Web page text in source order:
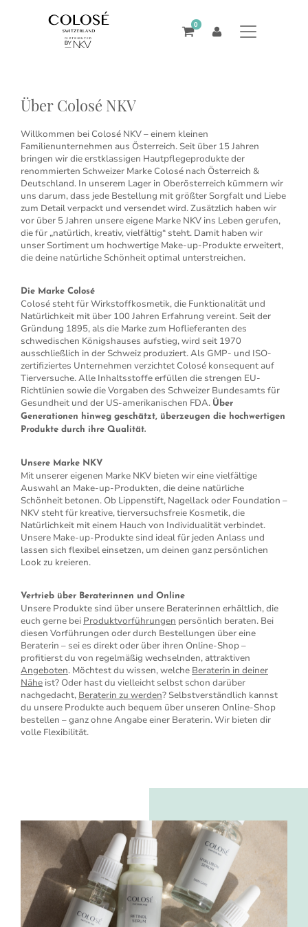
0
Über Colosé NKV
Willkommen bei Colosé NKV – einem kleinen
Familienunternehmen aus Österreich. Seit über 15 Jahren
bringen wir die erstklassigen Hautpflegeprodukte der
renommierten Schweizer Marke Colosé nach Österreich &
Deutschland. In unserem Lager in Oberösterreich kümmern wir
uns darum, dass jede Bestellung mit größter Sorgfalt und Liebe
zum Detail verpackt und versendet wird. Zusätzlich haben wir
vor über 5 Jahren unsere eigene Marke NKV ins Leben gerufen,
die für „natürlich, kreativ, vielfältig“ steht. Damit haben wir
unser Sortiment um hochwertige Make-up-Produkte erweitert,
die deine natürliche Schönheit optimal unterstreichen.
Die Marke Colosé
Colosé steht für Wirkstoffkosmetik, die Funktionalität und
Natürlichkeit mit über 100 Jahren Erfahrung vereint. Seit der
Gründung 1895, als die Marke zum Hoflieferanten des
schwedischen Königshauses aufstieg, wird seit 1970
ausschließlich in der Schweiz produziert. Als GMP- und ISO-
zertifiziertes Unternehmen verzichtet Colosé konsequent auf
Tierversuche. Alle Inhaltsstoffe erfüllen die strengen EU-
Richtlinien sowie die Vorgaben des Schweizer Bundesamts für
Gesundheit und der US-amerikanischen FDA. Über
Generationen hinweg geschätzt, überzeugen die hochwertigen
Produkte durch ihre Qualität.
Unsere Marke NKV
Mit unserer eigenen Marke NKV bieten wir eine vielfältige
Auswahl an Make-up-Produkten, die deine natürliche
Schönheit betonen. Ob Lippenstift, Nagellack oder Foundation –
NKV steht für kreative, tierversuchsfreie Kosmetik, die
Natürlichkeit mit einem Hauch von Individualität verbindet.
Unsere Make-up-Produkte sind ideal für jeden Anlass und
lassen sich flexibel einsetzen, um deinen ganz persönlichen
Look zu kreieren.
Vertrieb über Beraterinnen und Online
Unsere Produkte sind über unsere Beraterinnen erhältlich, die
euch gerne bei Produktvorführungen persönlich beraten. Bei
diesen Vorführungen oder durch Bestellungen über eine
Beraterin – sei es direkt oder über ihren Online-Shop –
profitierst du von regelmäßig wechselnden, attraktiven
Angeboten. Möchtest du wissen, welche Beraterin in deiner
Nähe ist? Oder hast du vielleicht selbst schon darüber
nachgedacht, Beraterin zu werden? Selbstverständlich kannst
du unsere Produkte auch bequem über unseren Online-Shop
bestellen – ganz ohne Angabe einer Beraterin. Wir bieten dir
volle Flexibilität.